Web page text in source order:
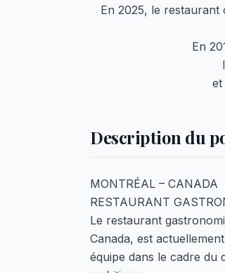
En 2025, le restaurant
En
et
Description du
MONTRÉAL – CANADA
RESTAURANT
Le restaurant
Canada, est
équipe dans le cadre du